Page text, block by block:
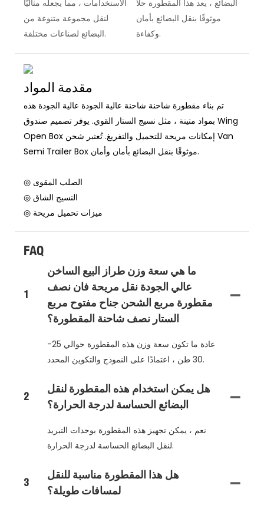
الاستخدامات ، مما يجعله مثاليًا
لنقل مجموعة متنوعة من
البضائع لصناعات مختلفة.
البضائع ، يعد هذا المقطورة حلاً
موثوقًا بنقل البضائع بأمان
وكفاءة.
مقدمة المواد
تم بناء مقطورة شاحنة شاحنة عالية الجودة عالية الجودة هذه
بمواد متينة ، مثل نسيج الستار القوي. يوفر تصميم صندوق Wing
Open Box إمكانات مريحة للتحميل والتفريغ. تُعتبر شحن Van
Semi Trailer Box موثوقًا بنقل البضائع بأمان وأمان.
◎ النسيج الشاق
◎ ميزات تحميل مريحة
FAQ
1
ما هي سعة وزن طراز البيع الساخن
عالي الجودة نقل مريحة فان نصف
مقطورة مربع الشحن جناح مفتوح مربع
الستار نصف شاحنة المقطورة؟
عادة ما تكون سعة وزن هذه المقطورة حوالي 25-
30 طن ، اعتمادًا على النموذج والتكوين المحدد.
2
هل يمكن استخدام هذه المقطورة لنقل
البضائع الحساسة لدرجة الحرارة؟
نعم ، يمكن تجهيز هذه المقطورة بوحدات التبريد
لنقل البضائع الحساسة لدرجة الحرارة.
3
هل هذا المقطورة مناسبة للنقل
لمسافات طويلة؟